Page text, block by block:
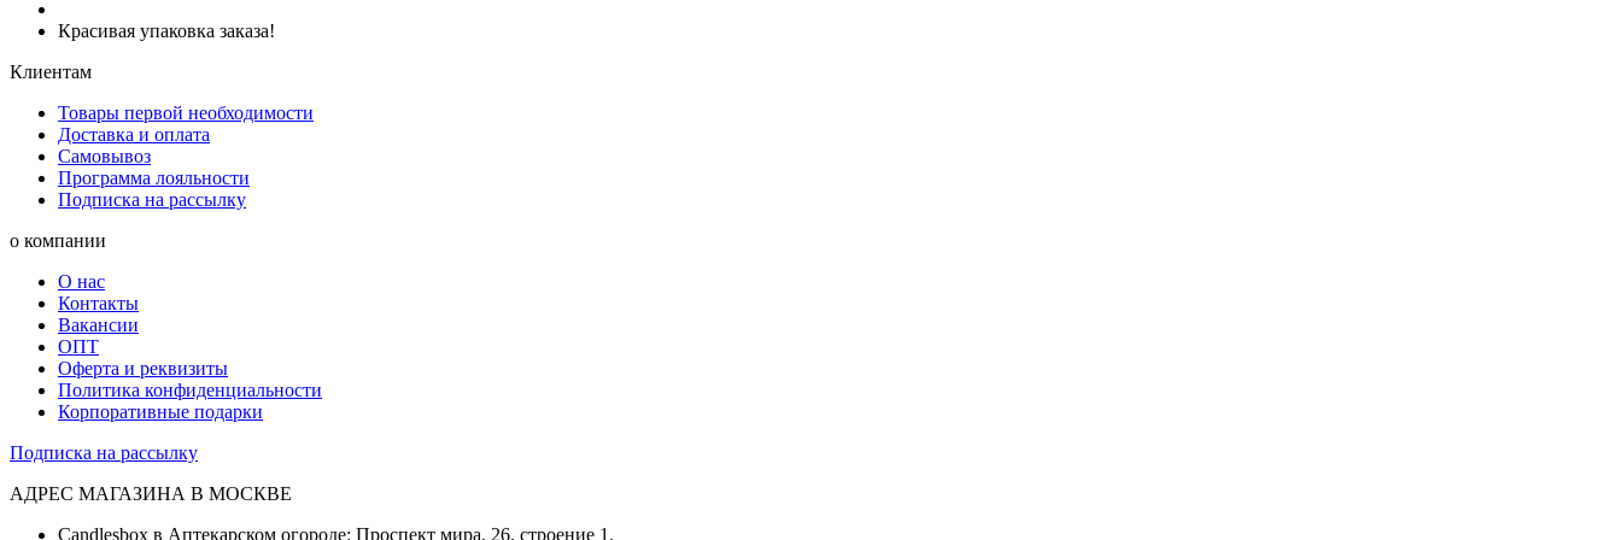
Красивая упаковка заказа!
Клиентам
Товары первой необходимости
Доставка и оплата
Самовывоз
Программа лояльности
Подписка на рассылку
о компании
О нас
Контакты
Вакансии
ОПТ
Оферта и реквизиты
Политика конфиденциальности
Корпоративные подарки
Подписка на рассылку
АДРЕС МАГАЗИНА В МОСКВЕ
Candlesbox в Аптекарском огороде: Проспект мира, 26, строение 1.